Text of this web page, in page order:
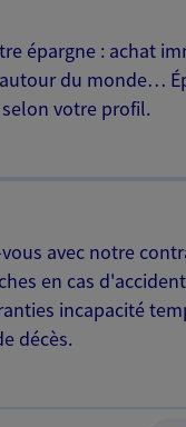
épargne : achat
du monde…
votre profil.
avec notre
en cas
incapacité
décès.